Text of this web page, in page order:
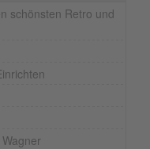
schönsten Retro und